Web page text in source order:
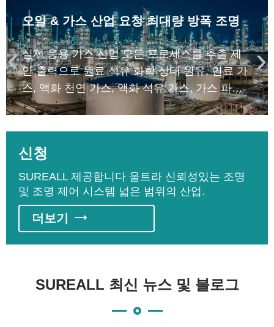
오일 & 가스 산업 요청 최대량 방폭 조명
실제 응용 가스 산업 모든 프로세스를 추출 제
안 출력으로 원료 석유 화학 상대 원유, 연료 가
스, 액화 천연 가스, 액화 석유 가스, 가스 파이
프 가스 저장, 석유화학. 기반 과정에 수 나눌 상
 
신청
SUREALL 제공합니다 울트라 신뢰성있는 조명
및 조명 제어 시스템 넓은 범위의 산업.
더보기 
SUREALL 최신 뉴스 및 블로그